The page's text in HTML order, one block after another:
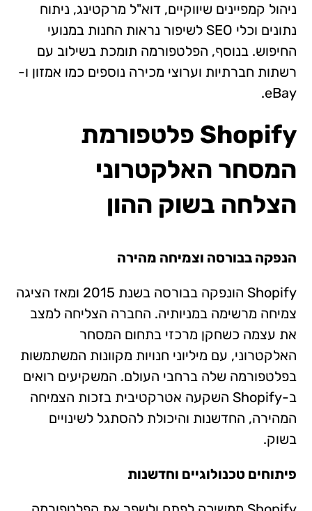
ניהול קמפיינים שיווקיים, דוא"ל מרקטינג, ניתוח
נתונים וכלי SEO לשיפור נראות החנות במנועי
החיפוש. בנוסף, הפלטפורמה תומכת בשילוב עם
רשתות חברתיות וערוצי מכירה נוספים כמו אמזון ו-
eBay.
Shopify פלטפורמת
המסחר האלקטרוני
הצלחה בשוק ההון
הנפקה בבורסה וצמיחה מהירה
Shopify הונפקה בבורסה בשנת 2015 ומאז הציגה
צמיחה מרשימה במניותיה. החברה הצליחה למצב
את עצמה כשחקן מרכזי בתחום המסחר
האלקטרוני, עם מיליוני חנויות מקוונות המשתמשות
בפלטפורמה שלה ברחבי העולם. המשקיעים רואים
ב-Shopify השקעה אטרקטיבית בזכות הצמיחה
המהירה, החדשנות והיכולת להסתגל לשינויים
בשוק.
פיתוחים טכנולוגיים וחדשנות